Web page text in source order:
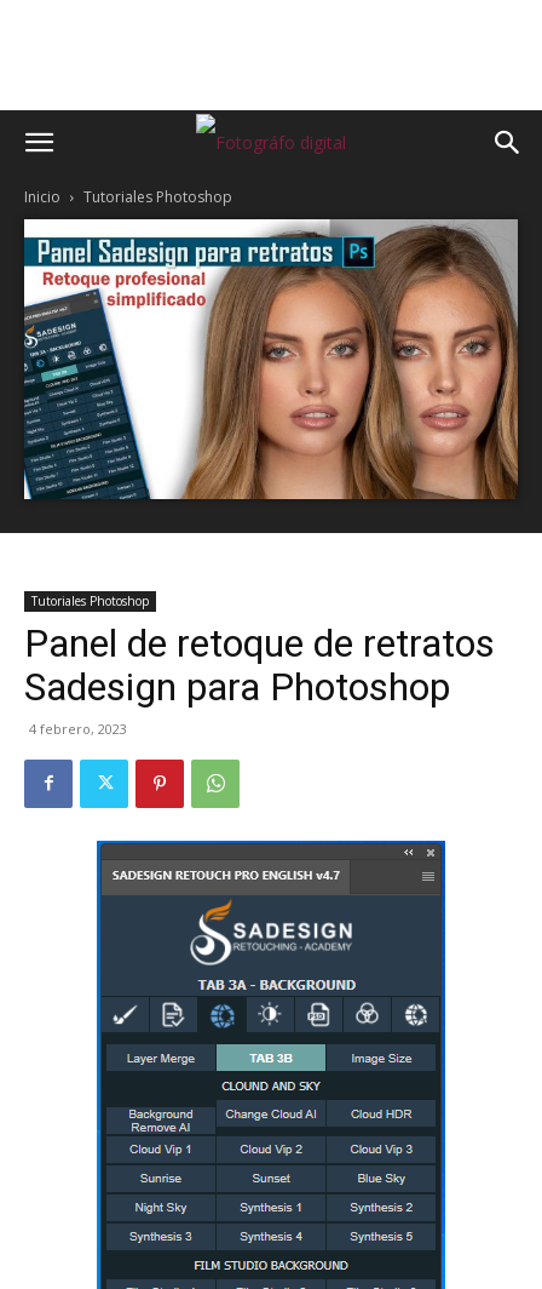
Inicio Tutoriales Photoshop
Tutoriales Photoshop
Panel de retoque de retratos
Sadesign para Photoshop
4 febrero, 2023